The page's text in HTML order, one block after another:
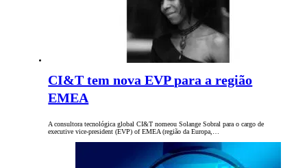
CI&T tem nova EVP para a região
EMEA
A consultora tecnológica global CI&T nomeou Solange Sobral para o cargo de
executive vice-president (EVP) of EMEA (região da Europa,…